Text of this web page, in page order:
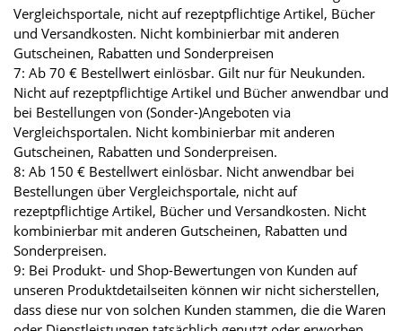
Vergleichsportale, nicht auf rezeptpflichtige Artikel, Bücher
und Versandkosten. Nicht kombinierbar mit anderen
Gutscheinen, Rabatten und Sonderpreisen
7: Ab 70 € Bestellwert einlösbar. Gilt nur für Neukunden.
Nicht auf rezeptpflichtige Artikel und Bücher anwendbar und
bei Bestellungen von (Sonder-)Angeboten via
Vergleichsportalen. Nicht kombinierbar mit anderen
Gutscheinen, Rabatten und Sonderpreisen.
8: Ab 150 € Bestellwert einlösbar. Nicht anwendbar bei
Bestellungen über Vergleichsportale, nicht auf
rezeptpflichtige Artikel, Bücher und Versandkosten. Nicht
kombinierbar mit anderen Gutscheinen, Rabatten und
Sonderpreisen.
9: Bei Produkt- und Shop-Bewertungen von Kunden auf
unseren Produktdetailseiten können wir nicht sicherstellen,
dass diese nur von solchen Kunden stammen, die die Waren